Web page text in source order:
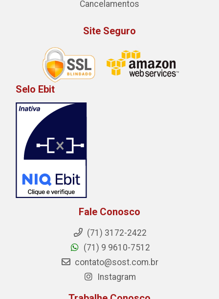
Cancelamentos
Site Seguro
Selo Ebit
Fale Conosco
(71) 3172-2422
(71) 9 9610-7512
contato@sost.com.br
Instagram